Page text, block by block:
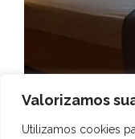
Valorizamos
Utilizamos cookies